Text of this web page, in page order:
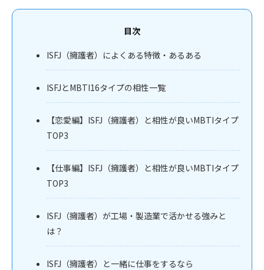
目次
ISFJ（擁護者）によくある特徴・あるある
ISFJとMBTI16タイプの相性一覧
【恋愛編】ISFJ（擁護者）と相性が良いMBTIタイプ
TOP3
【仕事編】ISFJ（擁護者）と相性が良いMBTIタイプ
TOP3
ISFJ（擁護者）が工場・製造業で活かせる強みと
は？
ISFJ（擁護者）と一緒に仕事をするなら